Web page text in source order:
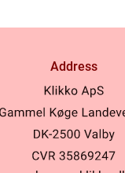
Address